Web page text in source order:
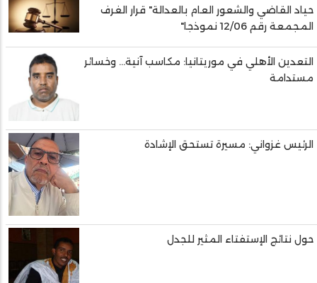
حياد القاضي والشعور العام بالعدالة" قرار الغرف
المجمعة رقم 12/06 نموذجا"
التعدين الأهلي في موريتانيا: مكاسب آنية... وخسائر
مستدامة
الرئيس غزواني: مسيرة تستحق الإشادة
حول نتائج الإستفتاء المثير للجدل